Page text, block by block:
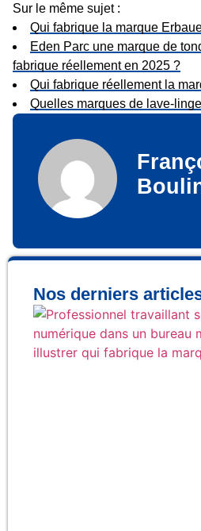
Sur le même sujet :
Qui fabrique la marque
Eden Parc une marque de
fabrique réellement en 2025 ?
Qui fabrique réellement la
Quelles marques de lave-
Nos derniers